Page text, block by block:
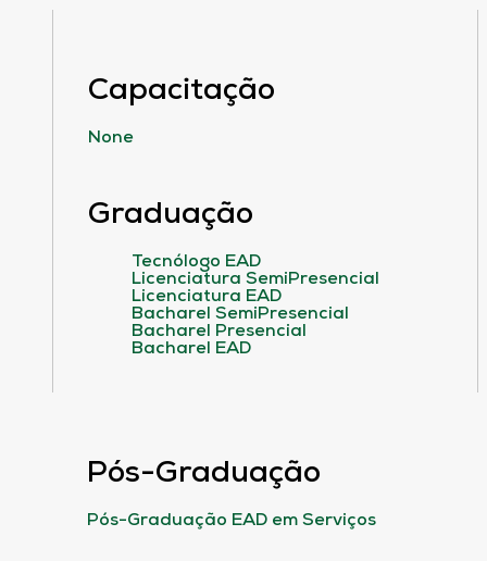
Capacitação
None
Graduação
Tecnólogo EAD
Licenciatura SemiPresencial
Licenciatura EAD
Bacharel SemiPresencial
Bacharel Presencial
Bacharel EAD
Pós-Graduação
Pós-Graduação EAD em Serviços